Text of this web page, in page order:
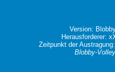
Version:
Herausforderer:
Zeitpunkt der
Blobby-